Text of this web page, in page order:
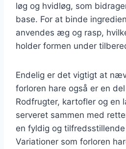
løg og hvidløg, som
base. For at binde
anvendes æg og rasp,
holder formen under
Endelig er det vigtigt at
forloren hare også er en
Rodfrugter, kartofler og en
serveret sammen med
en fyldig og
Variationer som forloren